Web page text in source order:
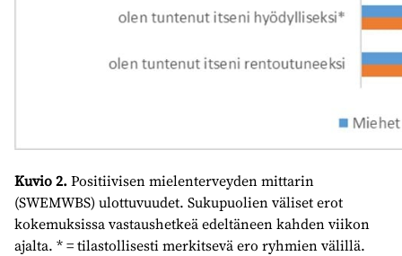
Kuvio 2.Positiivisen mielenterveyden mittarin
(SWEMWBS) ulottuvuudet. Sukupuolien väliset erot
kokemuksissa vastaushetkeä edeltäneen kahden viikon
ajalta. * = tilastollisesti merkitsevä ero ryhmien välillä.